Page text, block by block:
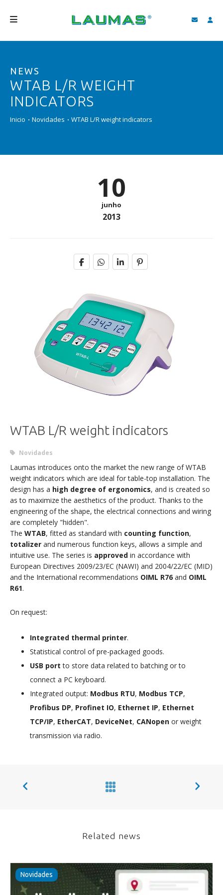
PRODUTOS
SERVIÇOS
BLOG
NEWS
WTAB L/R WEIGHT
INDICATORS
Inicio Novidades WTAB L/R weight indicators
10
junho
2013
WTAB L/R weight indicators
Novidades
Laumas introduces onto the market the new range of WTAB
weight indicators which are ideal for table-top installation. The
design has a high degree of ergonomics, and is created so
as to maximize the aesthetics of the product. Thanks to the
engineering of the shape, the electrical connections and wiring
are completely "hidden".
The WTAB, fitted as standard with counting function,
totalizer and numerous function keys, allows a simple and
intuitive use. The series is approved in accordance with
European Directives 2009/23/EC (NAWI) and 2004/22/EC (MID)
and the International recommendations OIML R76 and OIML
R61.
On request:
Integrated thermal printer.
Statistical control of pre-packaged goods.
USB port to store data related to batching or to
connect a PC keyboard.
Integrated output: Modbus RTU, Modbus TCP,
Profibus DP, Profinet IO, Ethernet IP, Ethernet
TCP/IP, EtherCAT, DeviceNet, CANopen or weight
transmission via radio.
Related news
Novidades